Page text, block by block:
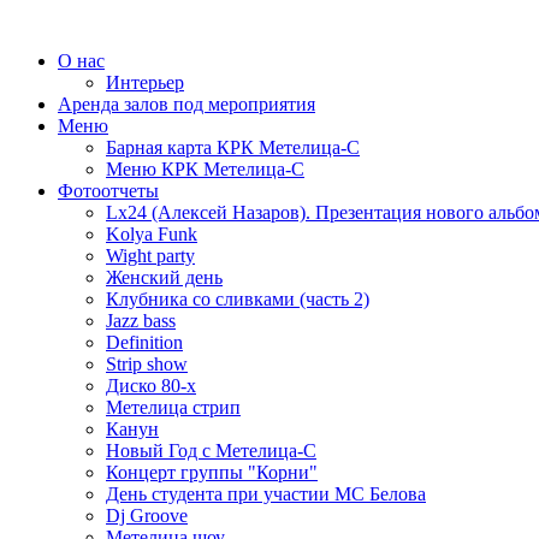
О нас
Интерьер
Аренда залов под мероприятия
Меню
Барная карта КРК Метелица-С
Меню КРК Метелица-С
Фотоотчеты
Lx24 (Алексей Назаров). Презентация нового
Kolya Funk
Wight party
Женский день
Клубника со сливками (часть 2)
Jazz bass
Definition
Strip show
Диско 80-х
Метелица стрип
Канун
Новый Год с Метелица-С
Концерт группы "Корни"
День студента при участии МС Белова
Dj Groove